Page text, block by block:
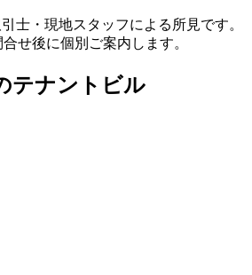
士・現地スタッフによる所見です。
せ後に個別ご案内します。
テナントビル